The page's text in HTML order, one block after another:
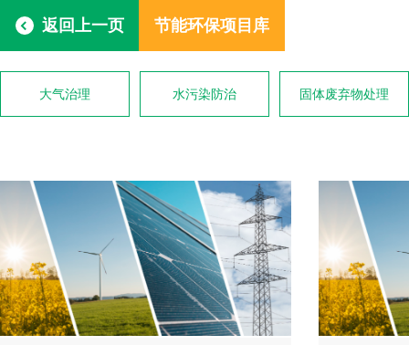
返回上一页 节能环保项目库
大气治理 水污染防治 固体废弃物处理